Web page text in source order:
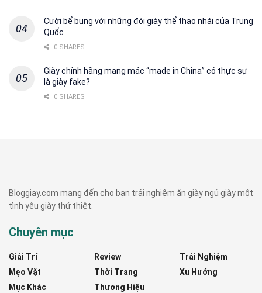
Cười bể bụng với những đôi giày thể thao nhái của Trung
Quốc
0 SHARES
Giày chính hãng mang mác “made in China” có thực sự
là giày fake?
0 SHARES
Bloggiay.com mang đến cho bạn trải nghiệm ăn giày ngủ giày một
tình yêu giày thứ thiệt.
Chuyên mục
Giải Trí
Mẹo Vặt
Mục Khác
Review
Thời Trang
Thương Hiệu
Trải Nghiệm
Xu Hướng